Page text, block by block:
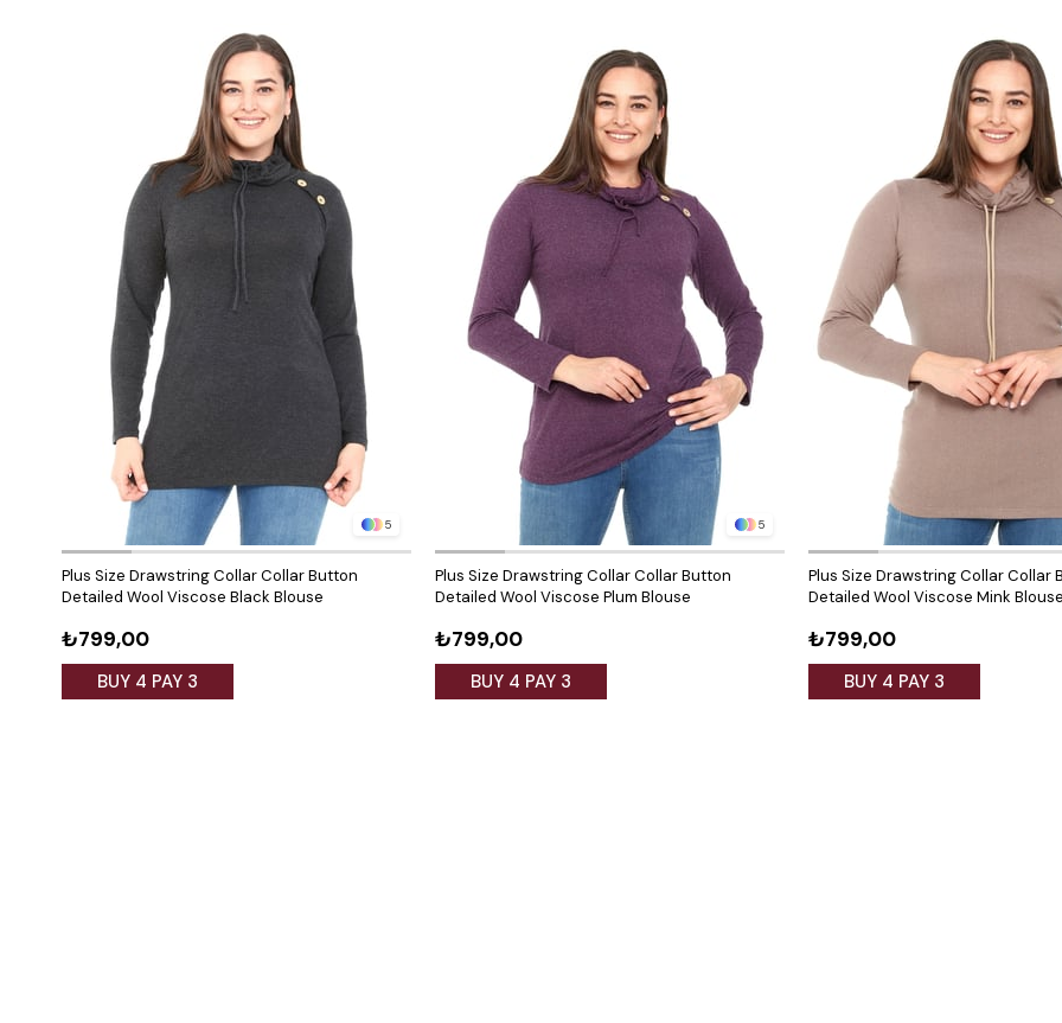
5
Plus Size Drawstring Collar Collar Button
Detailed Wool Viscose Black Blouse
₺799,00
BUY 4 PAY 3
5
Plus Size Drawstring Collar Collar Button
Detailed Wool Viscose Plum Blouse
₺799,00
BUY 4 PAY 3
Plus Size Drawstring Collar Collar
Detailed Wool Viscose Mink Blouse
₺799,00
BUY 4 PAY 3